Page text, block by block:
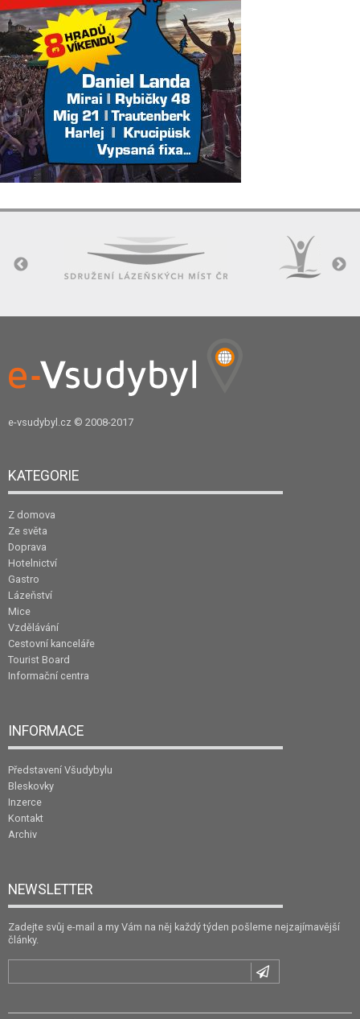
e-vsudybyl.cz © 2008-2017
KATEGORIE
Z domova
Ze světa
Doprava
Hotelnictví
Gastro
Lázeňství
Mice
Vzdělávání
Cestovní kanceláře
Tourist Board
Informační centra
INFORMACE
Představení Všudybylu
Bleskovky
Inzerce
Kontakt
Archiv
NEWSLETTER
Zadejte svůj e-mail a my Vám na něj každý týden pošleme nejzajímavější
články.